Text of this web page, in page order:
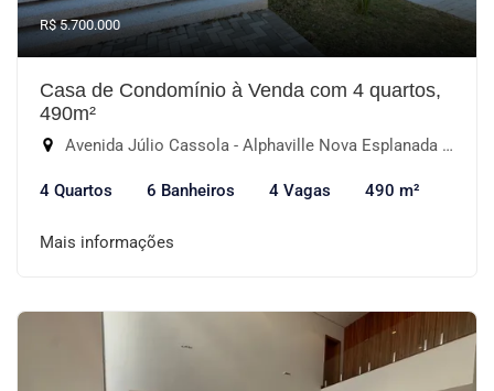
R$ 5.700.000
Casa de Condomínio à Venda com 4 quartos,
490m²
Avenida Júlio Cassola - Alphaville Nova Esplanada II, Votorantim-SP
4 Quartos 6 Banheiros 4 Vagas 490 m²
Mais informações